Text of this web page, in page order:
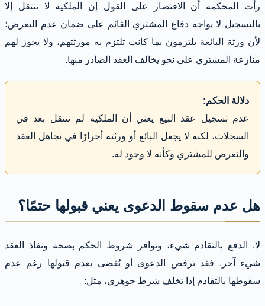
رأت المحكمة أن الاقتصار على القول إن الملكية لا تنتقل إلا
بالتسجيل لا يواجه دفاع المشتري القائم على ضمان عدم التعرض؛
لأن ورثة البائعة يلتزمون بما كانت تلتزم به مورثتهم، ولا يجوز لهم
منازعة المشتري على نحو يخالف العقد الصادر منها.
دلالة الحكم:
عدم تسجيل عقد البيع يعني أن الملكية لم تنتقل بعد في
السجلات، لكنه لا يجعل البائع أو ورثته أحرارًا في تجاهل العقد
والتعرض للمشتري وكأنه لا وجود له.
هل عدم سقوط الدعوى يعني قبولها حتمًا؟
لا. الدفع بالتقادم شيء، وتوافر شروط الحكم بصحة ونفاذ العقد
شيء آخر. فقد ترفض الدعوى أو يُقضى بعدم قبولها رغم عدم
سقوطها بالتقادم إذا تخلف شرط جوهري، مثل: